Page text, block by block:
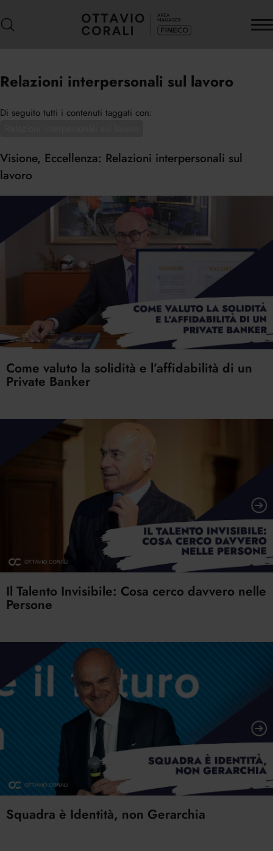
Relazioni interpersonali sul lavoro
Di seguito tutti i contenuti taggati con:
Visione, Eccellenza: Relazioni interpersonali sul
lavoro
Come valuto la solidità e l’affidabilità di un
Private Banker
Il Talento Invisibile: Cosa cerco davvero nelle
Persone
Squadra è Identità, non Gerarchia